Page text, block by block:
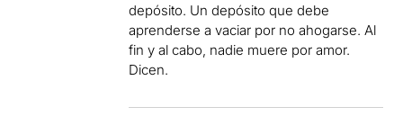
depósito. Un depósito que debe
aprenderse a vaciar por no ahogarse. Al
fin y al cabo, nadie muere por amor.
Dicen.